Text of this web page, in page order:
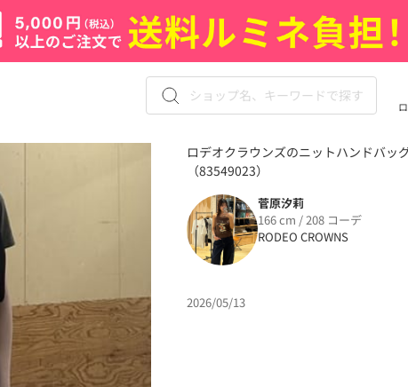
ロデオクラウンズのニットハンドバッ
（83549023）
菅原汐莉
166 cm / 208 コーデ
RODEO CROWNS
2026/05/13